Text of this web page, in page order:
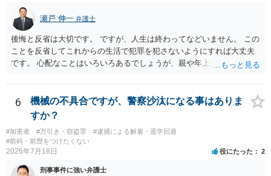
瀬戸 伸一 弁護士
後悔と反省は大切です。 ですが、人生は終わってなどいません。 この
ことを反省してこれからの生活で犯罪を犯さないようにすれば大丈夫
です。 心配なことはいろいろあるでしょうが、親や年上の兄弟や信頼
す。
6
機械の不具合ですが、警察沙汰になる事はありま
すか？
#加害者 #万引き・窃盗罪
#逮捕による解雇・退学回避
#前科・前歴をつけたくない
2026年7月18日 役にたった 2
刑事事件に強い弁護士